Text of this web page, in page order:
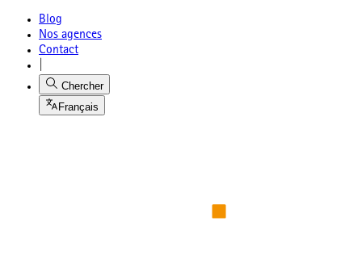
Blog
Nos agences
Contact
Chercher
Français